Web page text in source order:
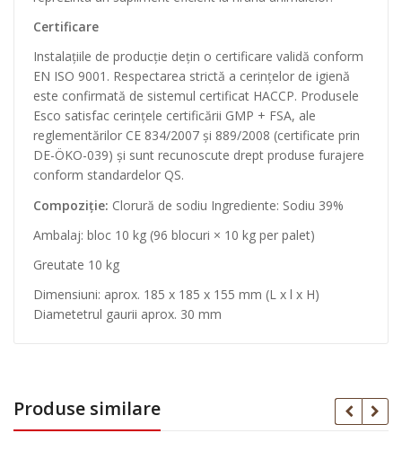
Certificare
Instalațiile de producție dețin o certificare validă conform
EN ISO 9001. Respectarea strictă a cerințelor de igienă
este confirmată de sistemul certificat HACCP. Produsele
Esco satisfac cerințele certificării GMP + FSA, ale
reglementărilor CE 834/2007 și 889/2008 (certificate prin
DE-ÖKO-039) și sunt recunoscute drept produse furajere
conform standardelor QS.
Compoziție: Clorură de sodiu Ingrediente: Sodiu 39%
Ambalaj: bloc 10 kg (96 blocuri × 10 kg per palet)
Greutate 10 kg
Dimensiuni: aprox. 185 x 185 x 155 mm (L x l x H)
Diametetrul gaurii aprox. 30 mm
Produse similare